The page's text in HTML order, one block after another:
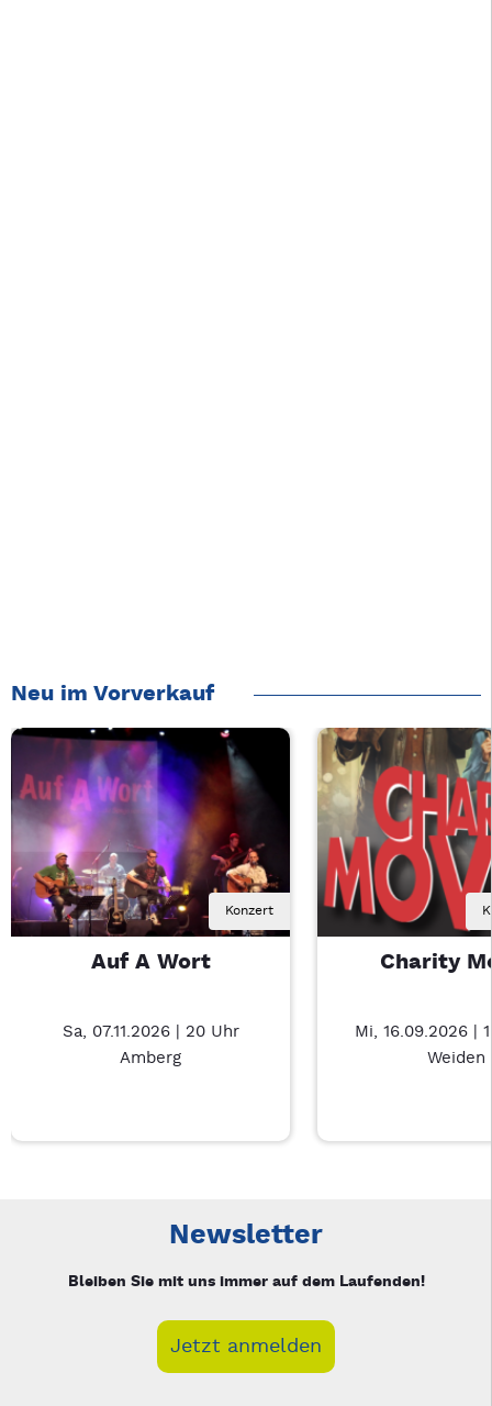
Neu im Vorverkauf
Konzert
Auf A Wort
Sa, 07.11.2026 | 20 Uhr
Amberg
Charity
Mi, 16.09.2026 |
Weiden
Newsletter
Bleiben Sie mit uns immer auf dem Laufenden!
Jetzt anmelden